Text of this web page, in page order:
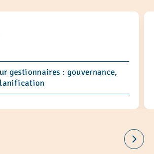
gestionnaires : gouvernance,